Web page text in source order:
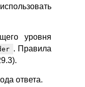
уровня
. Правила
ответа.